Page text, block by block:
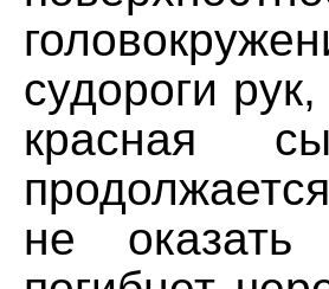
судороги
красная
не